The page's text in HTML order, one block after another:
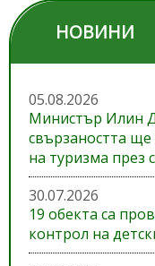
НОВИНИ
05.08.2026
Министър Илин
свързаността
на туризма през
30.07.2026
19 обекта са
контрол на